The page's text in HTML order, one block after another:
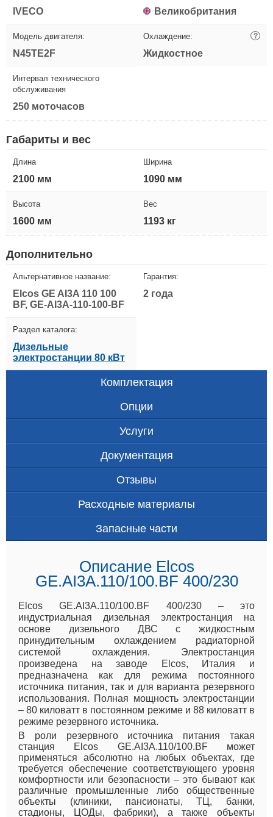
IVECO Великобритания
Модель двигателя:
N45TE2F
Охлаждение: ?
Жидкостное
Интервал технического
обслуживания
250 моточасов
Габариты и вес
Длина
2100 мм
Ширина
1090 мм
Высота
1600 мм
Вес
1193 кг
Дополнительно
Альтернативное название:
Elcos GE AI3A 110 100
BF, GE-AI3A-110-100-BF
Гарантия:
2 года
Раздел каталога:
Дизельные
электростанции 80 кВт
Комплектация
Опции
Услуги
Документация
Отзывы
Расходные материалы
Запасные части
Описание Elcos
GE.AI3A.110/100.BF 400/230
Elcos GE.AI3A.110/100.BF 400/230 – это
индустриальная дизельная электростанция на
основе дизельного ДВС с жидкостным
принудительным охлаждением радиаторной
системой охлаждения. Электростанция
произведена на заводе Elcos, Италия и
предназначена как для режима постоянного
источника питания, так и для варианта резервного
использования. Полная мощность электростанции
– 80 киловатт в постоянном режиме и 88 киловатт в
режиме резервного источника.
В роли резервного источника питания такая
станция Elcos GE.AI3A.110/100.BF может
применяться абсолютно на любых объектах, где
требуется обеспечение соответствующего уровня
комфортности или безопасности – это бывают как
различные промышленные либо общественные
объекты (клиники, пансионаты, ТЦ, банки,
стадионы, ЦОДы, фабрики), а также объекты